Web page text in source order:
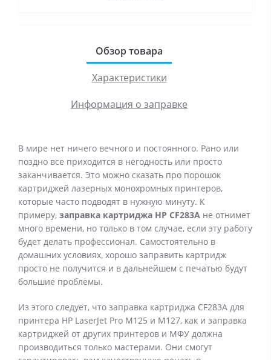
Обзор товара
Характеристики
Информация о заправке
В мире нет ничего вечного и постоянного. Рано или
поздно все приходится в негодность или просто
заканчивается. Это можно сказать про порошок
картриджей лазерных монохромных принтеров,
которые часто подводят в нужную минуту. К
примеру, заправка картриджа НР CF283A не отнимет
много времени, но только в том случае, если эту работу
будет делать профессионал. Самостоятельно в
домашних условиях, хорошо заправить картридж
просто не получится и в дальнейшем с печатью будут
большие проблемы.
Из этого следует, что заправка картриджа CF283A для
принтера HP LaserJet Pro M125 и M127, как и заправка
картриджей от других принтеров и МФУ должна
производиться только мастерами. Они смогут